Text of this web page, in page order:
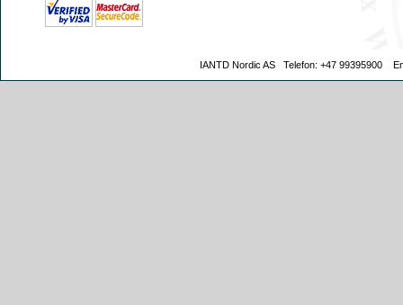
IANTD Nordic ASTelefon: +47 99395900